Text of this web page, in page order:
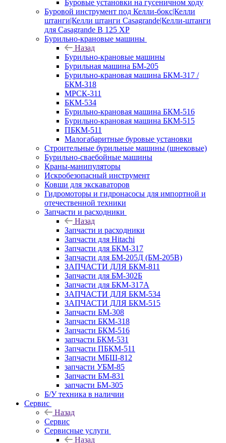
Буровые установки на гусеничном ходу
Буровой инструмент под Келли-бокс|Келли
штанги|Келли штанги Casagrande|Келли-штанги
для Casagrande B 125 XP
Бурильно-крановые машины
Назад
Бурильно-крановые машины
Бурильная машина БМ-205
Бурильно-крановая машина БКМ-317 /
БКМ-318
МРСК-311
БКМ-534
Бурильно-крановая машина БКМ-516
Бурильно-крановая машина БКМ-515
ПБКМ-511
Малогабаритные буровые установки
Строительные бурильные машины (шнековые)
Бурильно-сваебойные машины
Краны-манипуляторы
Искробезопасный инструмент
Ковши для экскаваторов
Гидромоторы и гидронасосы для импортной и
отечественной техники
Запчасти и расходники
Назад
Запчасти и расходники
Запчасти для Hitachi
Запчасти для БКМ-317
Запчасти для БМ-205Д (БМ-205В)
ЗАПЧАСТИ ДЛЯ БКМ-811
Запчасти для БМ-302Б
Запчасти для БКМ-317А
ЗАПЧАСТИ ДЛЯ БКМ-534
ЗАПЧАСТИ ДЛЯ БКМ-515
Запчасти БМ-308
Запчасти БКМ-318
Запчасти БКМ-516
запчасти БКМ-531
Запчасти ПБКМ-511
Запчасти МБШ-812
запчасти УБМ-85
Запчасти БМ-831
запчасти БМ-305
Б/У техника в наличии
Сервис
Назад
Сервис
Сервисные услуги
Назад